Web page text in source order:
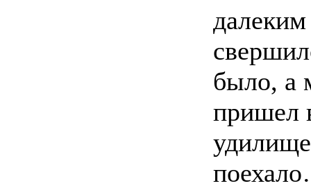
было, а
пришел